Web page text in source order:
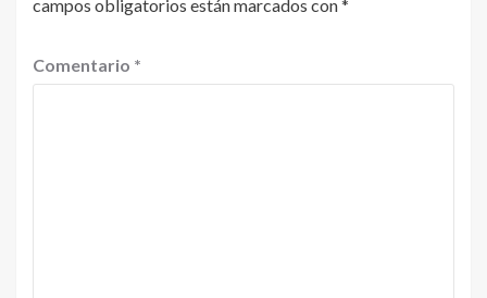
campos obligatorios están marcados con*
Comentario *